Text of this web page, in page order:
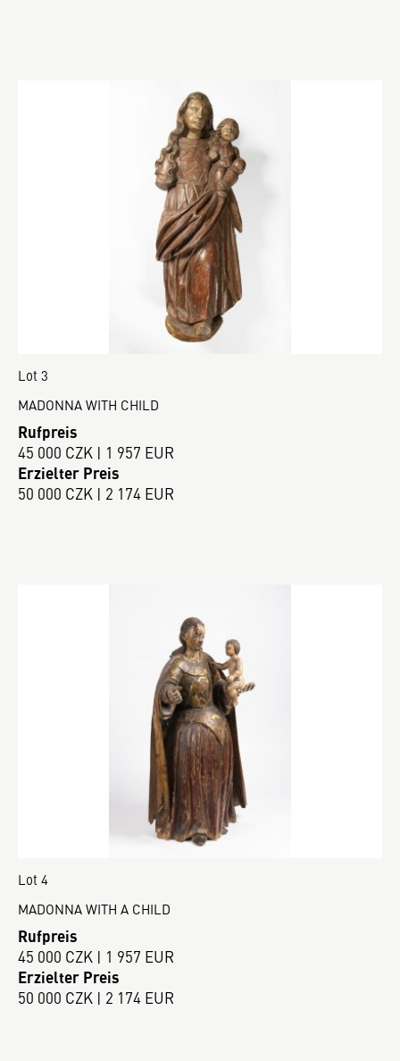
Lot 3
MADONNA WITH CHILD
Rufpreis
45 000 CZK | 1 957 EUR
Erzielter Preis
50 000 CZK | 2 174 EUR
Lot 4
MADONNA WITH A CHILD
Rufpreis
45 000 CZK | 1 957 EUR
Erzielter Preis
50 000 CZK | 2 174 EUR